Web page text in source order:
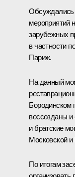
Обсуждались
мероприятий
зарубежных
в частности
Париж.
На данный
Бородинском
воссозданы и
и братские
Московской и
По итогам